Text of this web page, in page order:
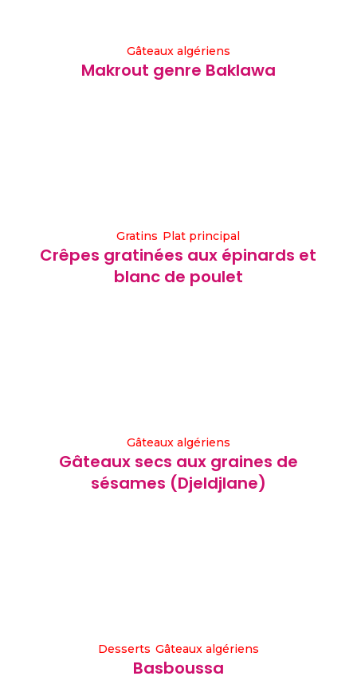
Gâteaux algériens
Makrout genre Baklawa
Gratins Plat principal
Crêpes gratinées aux épinards et
blanc de poulet
Gâteaux algériens
Gâteaux secs aux graines de
sésames (Djeldjlane)
Desserts Gâteaux algériens
Basboussa